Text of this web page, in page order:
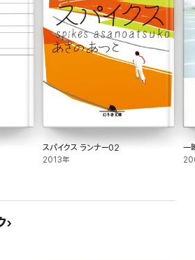
スパイクス ランナー02
2013年
一